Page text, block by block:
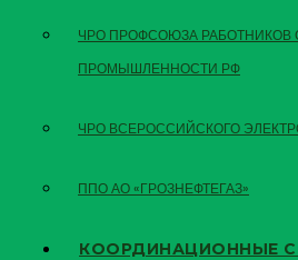
ЧРО ПРОФСОЮЗА РАБОТНИКОВ
ПРОМЫШЛЕННОСТИ РФ
ЧРО ВСЕРОССИЙСКОГО
ППО АО «ГРОЗНЕФТЕГАЗ»
КООРДИНАЦИОННЫЕ